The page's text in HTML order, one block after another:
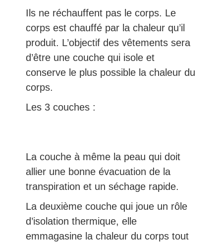
Ils ne réchauffent pas le corps. Le
corps est chauffé par la chaleur qu’il
produit. L’objectif des vêtements sera
d’être une couche qui isole et
conserve le plus possible la chaleur du
corps.
Les 3 couches :
La couche à même la peau qui doit
allier une bonne évacuation de la
transpiration et un séchage rapide.
La deuxième couche qui joue un rôle
d’isolation thermique, elle
emmagasine la chaleur du corps tout